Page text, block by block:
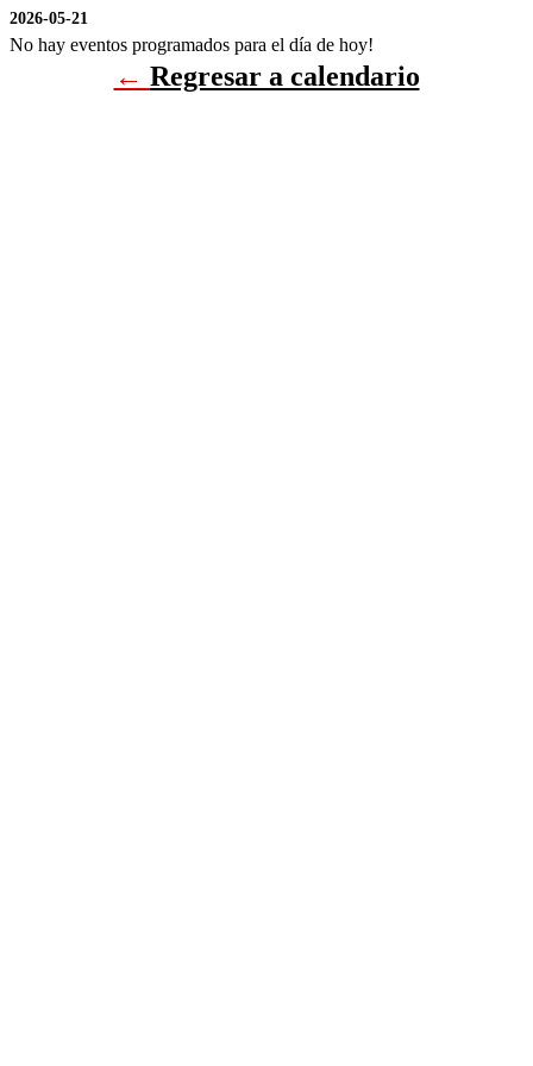
2026-05-21
No hay eventos programados para el día de hoy!
← Regresar a calendario